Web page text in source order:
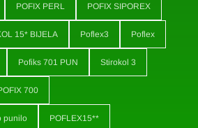
POFIX PERL POFIX SIPOREX
15* BIJELA Poflex3 Poflex
Pofiks 701 PUN Stirokol 3
700
punilo POFLEX15**